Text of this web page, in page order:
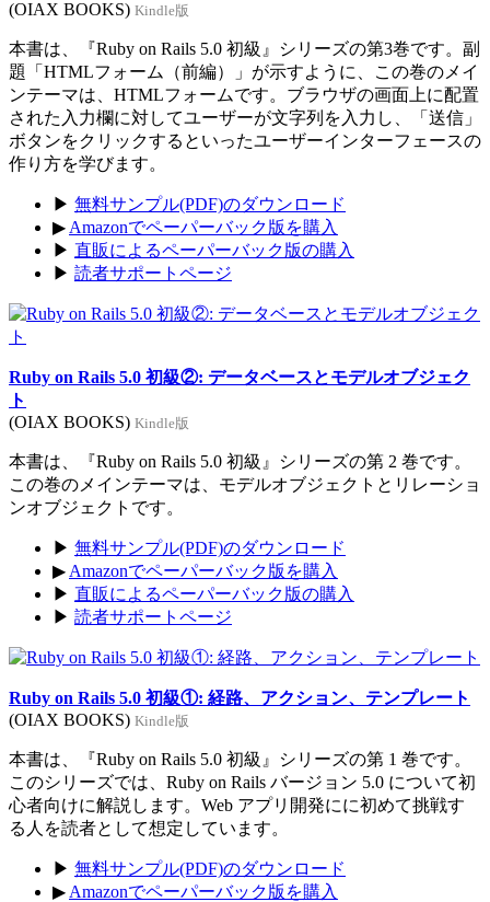
(OIAX BOOKS) Kindle版
本書は、『Ruby on Rails 5.0 初級』シリーズの第3巻です。副
題「HTMLフォーム（前編）」が示すように、この巻のメイ
ンテーマは、HTMLフォームです。ブラウザの画面上に配置
された入力欄に対してユーザーが文字列を入力し、「送信」
ボタンをクリックするといったユーザーインターフェースの
作り方を学びます。
▶ 無料サンプル(PDF)のダウンロード
▶ Amazonでペーパーバック版を購入
▶ 直販によるペーパーバック版の購入
▶ 読者サポートページ
Ruby on Rails 5.0 初級②: データベースとモデルオブジェク
ト
(OIAX BOOKS) Kindle版
本書は、『Ruby on Rails 5.0 初級』シリーズの第 2 巻です。
この巻のメインテーマは、モデルオブジェクトとリレーショ
ンオブジェクトです。
▶ 無料サンプル(PDF)のダウンロード
▶ Amazonでペーパーバック版を購入
▶ 直販によるペーパーバック版の購入
▶ 読者サポートページ
Ruby on Rails 5.0 初級①: 経路、アクション、テンプレート
(OIAX BOOKS) Kindle版
本書は、『Ruby on Rails 5.0 初級』シリーズの第 1 巻です。
このシリーズでは、Ruby on Rails バージョン 5.0 について初
心者向けに解説します。Web アプリ開発にに初めて挑戦す
る人を読者として想定しています。
▶ 無料サンプル(PDF)のダウンロード
▶ Amazonでペーパーバック版を購入